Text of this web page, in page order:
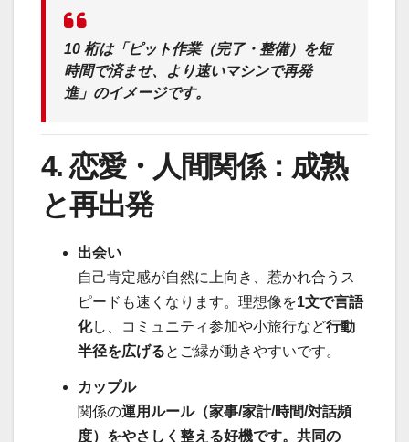
10 桁は「 ピット作業（完了・整備）を短
時間で済ませ、より速いマシンで再発
進」のイメージです。
4. 恋愛・人間関係：成熟
と再出発
出会い
自己肯定感が自然に上向き、惹かれ合うス
ピードも速くなります。理想像を1文で言語
化し、コミュニティ参加や小旅行など行動
半径を広げるとご縁が動きやすいです。
カップル
関係の運用ルール（家事/家計/時間/対話頻
度）をやさしく整える好機です。共同の